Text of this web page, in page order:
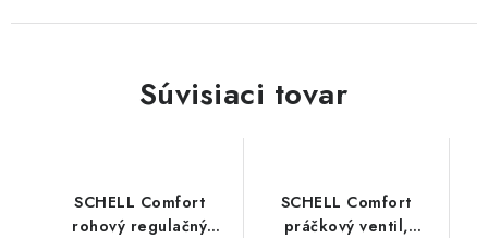
Súvisiaci tovar
SCHELL Comfort
rohový regulačný
SCHELL Comfort
práčkový ventil,